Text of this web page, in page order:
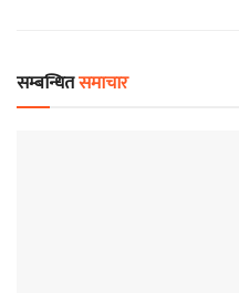
सम्बन्धितसमाचार